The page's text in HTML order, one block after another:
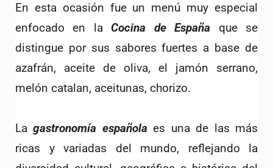
En esta ocasión fue un menú muy especial
enfocado en la Cocina de España que se
distingue por sus sabores fuertes a base de
azafrán, aceite de oliva, el jamón serrano,
melón catalan, aceitunas, chorizo.
La gastronomía española es una de las más
ricas y variadas del mundo, reflejando la